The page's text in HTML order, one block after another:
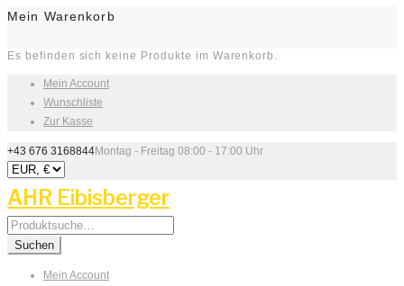
Mein Warenkorb
Es befinden sich keine Produkte im Warenkorb.
Mein Account
Wunschliste
Zur Kasse
+43 676 3168844Montag - Freitag 08:00 - 17:00 Uhr
AHR Eibisberger
Search
for:
Suchen
Mein Account